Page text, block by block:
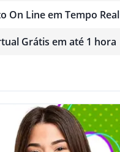
On Line em Tempo Real
Grátis em até 1 hora